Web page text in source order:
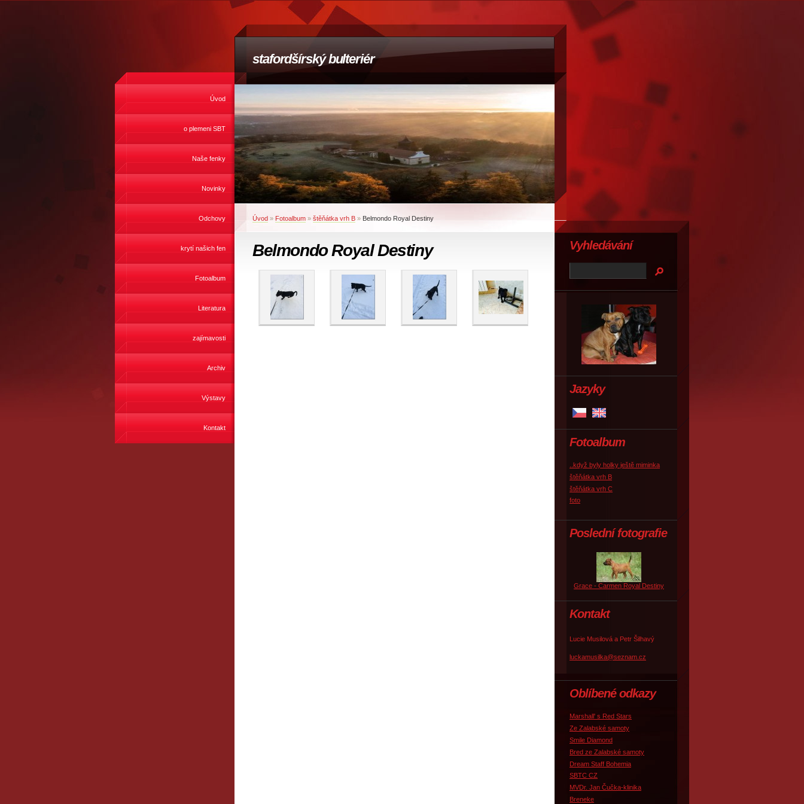
stafordšírský bulteriér
Úvod
o plemeni SBT
Naše fenky
Novinky
Odchovy
krytí našich fen
Fotoalbum
Literatura
zajímavosti
Archiv
Výstavy
Kontakt
Úvod » Fotoalbum » štěňátka vrh B » Belmondo Royal Destiny
Belmondo Royal Destiny
Jazyky
Fotoalbum
..když byly holky ještě miminka
štěňátka vrh B
štěňátka vrh C
foto
Poslední fotografie
Grace - Carmen Royal Destiny
Kontakt
Lucie Musilová a Petr Šilhavý
luckamusilka@seznam.cz
Oblíbené odkazy
Marshall' s Red Stars
Ze Zalabské samoty
Smile Diamond
Bred ze Zalabské samoty
Dream Staff Bohemia
SBTC CZ
MVDr. Jan Čučka-klinika
Breneke
Vyhledávání